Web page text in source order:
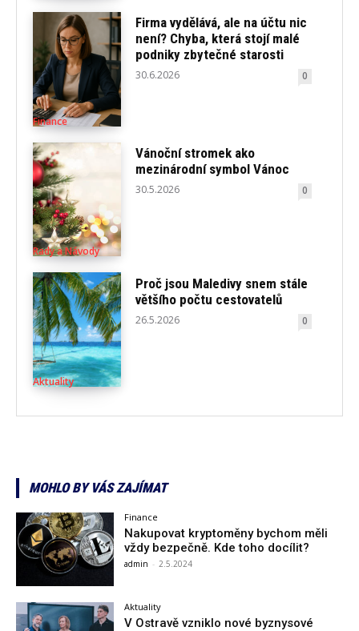
Finance
Firma vydělává, ale na účtu nic
není? Chyba, která stojí malé
podniky zbytečné starosti
30.6.2026 0
Rady a Návody
Vánoční stromek ako
mezinárodní symbol Vánoc
30.5.2026 0
Aktuality
Proč jsou Maledivy snem stále
většího počtu cestovatelů
26.5.2026 0
MOHLO BY VÁS ZAJÍMAT
Finance
Nakupovat kryptoměny bychom měli
vždy bezpečně. Kde toho docílit?
admin - 2.5.2024
Aktuality
V Ostravě vzniklo nové byznysové